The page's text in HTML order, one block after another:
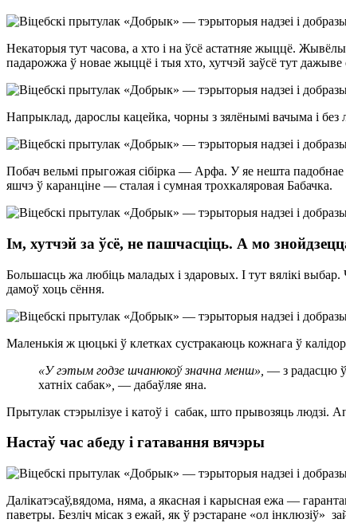
Некаторыя тут часова, а хто і на ўсё астатняе жыццё.
падарожжа ў новае жыццё і тыя хто, хутчэй заўсё тут дажыве
Напрыклад, дарослы кацейка, чорны з зялёнымі вачыма і
Побач вельмі прыгожая сібірка — Арфа. У яе нешта
яшчэ ў каранціне — сталая і сумная трохкаляровая Бабачка.
Ім, хутчэй за ўсё, не пашчасціць. А мо
Большасць жа любіць маладых і здаровых. І тут вялікі
дамоў хоць сёння.
Маленькія ж цюцькі ў клетках сустракаюць кожнага ў
«У гэтым годзе шчанюкоў значна менш», — з радасцю ў
хатніх сабак» — дабаўляе яна.
Прытулак стэрылізуе і катоў і сабак, што прывозяць людзі.
Настаў час абеду і гатавання вячэры
Далікатэсаў,вядома, няма, а якасная і карысная ежа —
паветры. Безліч місак з ежай, як ў рэстаране «ол інклюзіў»